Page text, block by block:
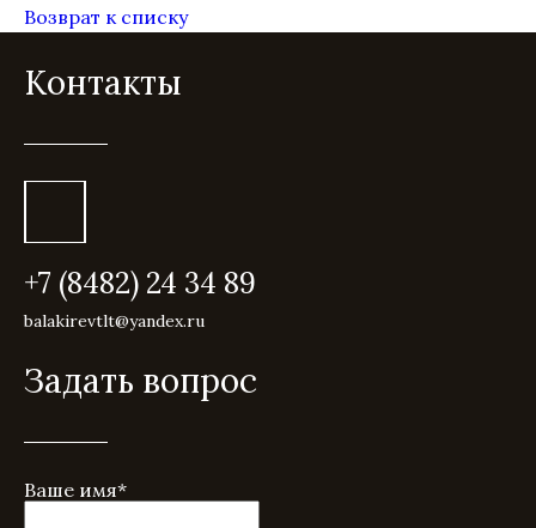
Возврат к списку
Контакты
+7 (8482) 24 34 89
balakirevtlt@yandex.ru
Задать вопрос
Ваше имя*